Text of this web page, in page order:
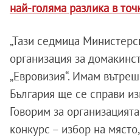
най-голяма разлика в
„Тази седмица
организация за
„Евровизия“. Имам
България ще се справи
Говорим за
конкурс – избор на